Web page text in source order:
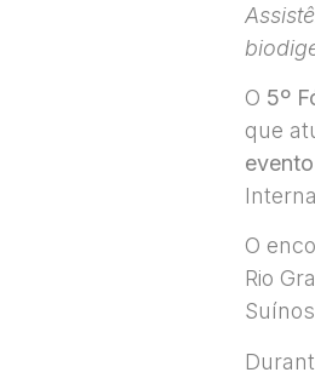
O 5º
que
O
Rio